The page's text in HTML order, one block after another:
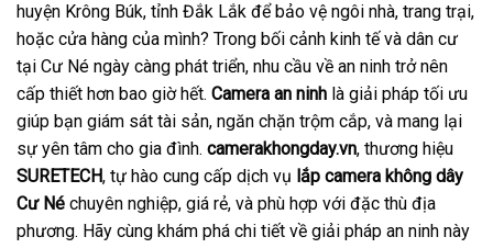
huyện Krông Búk, tỉnh Đắk Lắk để bảo vệ ngôi nhà, trang trại,
hoặc cửa hàng của mình? Trong bối cảnh kinh tế và dân cư
tại Cư Né ngày càng phát triển, nhu cầu về an ninh trở nên
cấp thiết hơn bao giờ hết. Camera an ninh là giải pháp tối ưu
giúp bạn giám sát tài sản, ngăn chặn trộm cắp, và mang lại
sự yên tâm cho gia đình. camerakhongday.vn, thương hiệu
SURETECH, tự hào cung cấp dịch vụ lắp camera không dây
Cư Né chuyên nghiệp, giá rẻ, và phù hợp với đặc thù địa
phương. Hãy cùng khám phá chi tiết về giải pháp an ninh này